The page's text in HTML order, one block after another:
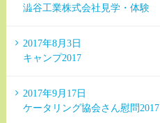
澁谷工業株式会社見学・体験
2017年8月3日
キャンプ2017
2017年9月17日
ケータリング協会さん慰問2017